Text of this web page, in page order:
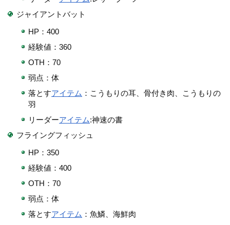
ジャイアントバット
HP：400
経験値：360
OTH：70
弱点：体
落とすアイテム ：こうもりの耳、骨付き肉、こうもりの
羽
リーダーアイテム:神速の書
フライングフィッシュ
HP：350
経験値：400
OTH：70
弱点：体
落とすアイテム ：魚鱗、海鮮肉